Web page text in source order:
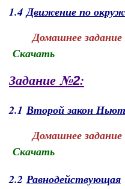
1.4Движение по
Домашнее задание
Скачать
Задание №2:
2.1 Второй закон
Домашнее задание
Скачать
2.2 Равнодействующая